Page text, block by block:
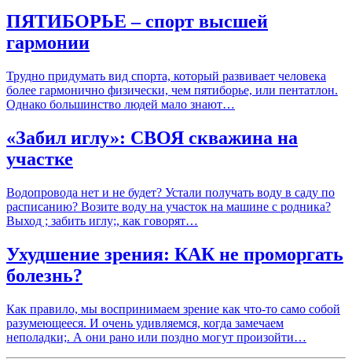
ПЯТИБОРЬЕ – спорт высшей
гармонии
Трудно придумать вид спорта, который развивает человека
более гармонично физически, чем пятиборье, или пентатлон.
Однако большинство людей мало знают…
«Забил иглу»: СВОЯ скважина на
участке
Водопровода нет и не будет? Устали получать воду в саду по
расписанию? Возите воду на участок на машине с родника?
Выход ; забить иглу;, как говорят…
Ухудшение зрения: КАК не проморгать
болезнь?
Как правило, мы воспринимаем зрение как что-то само собой
разумеющееся. И очень удивляемся, когда замечаем
неполадки;. А они рано или поздно могут произойти…